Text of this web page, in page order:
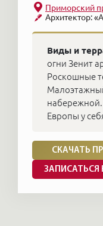
Архитектор:
Приморский
Виды и
огни Зенит
Роскошные
набережной.
Европы у
СКАЧАТЬ
ЗАПИСАТЬСЯ